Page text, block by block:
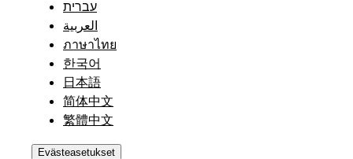
עברית
العربية
ภาษาไทย
한국어
日本語
简体中文
繁體中文
Evästeasetukset